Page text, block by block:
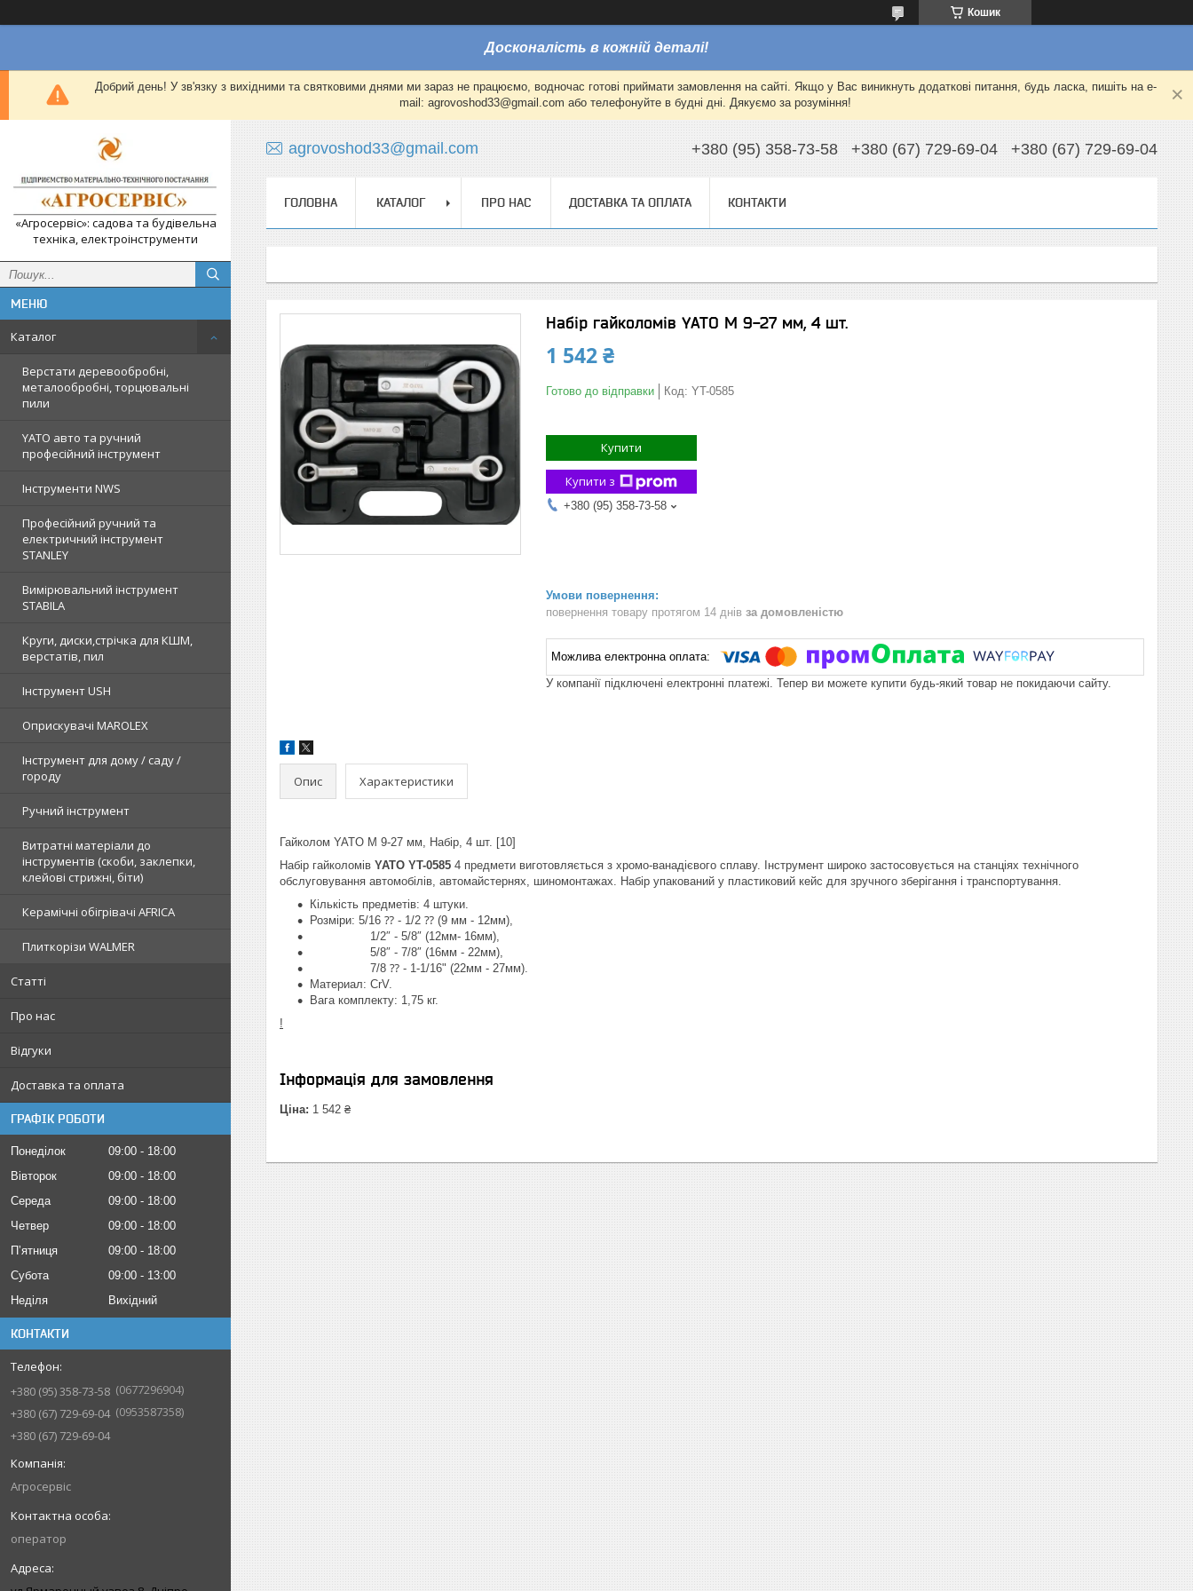
Кошик
Досконалість в кожній деталі!
Добрий день! У зв'язку з вихідними та святковими днями ми зараз не працюємо, водночас готові приймати замовлення на сайті. Якщо у Вас виникнуть додаткові питання, будь ласка, пишіть на e-
mail: agrovoshod33@gmail.com або телефонуйте в будні дні. Дякуємо за розуміння!
«Агросервіс»: садова та будівельна
техніка, електроінструменти
Каталог
Верстати деревообробні,
металообробні, торцювальні
пили
YATO авто та ручний
професійний інструмент
Інструменти NWS
Професійний ручний та
електричний інструмент
STANLEY
Вимірювальний інструмент
STABILA
Круги, диски,стрічка для КШМ,
верстатів, пил
Інструмент USH
Оприскувачі MAROLEX
Інструмент для дому / саду /
городу
Ручний інструмент
Витратні матеріали до
інструментів (скоби, заклепки,
клейові стрижні, біти)
Керамічні обігрівачі AFRICA
Плиткорізи WALMER
Статті
Про нас
Відгуки
Доставка та оплата
ГРАФІК РОБОТИ
Понеділок 09:00
18:00
Вівторок
09:00
18:00
Середа
09:00
18:00
Четвер
09:00
18:00
Пʼятниця
09:00
18:00
Субота
09:00
13:00
Неділя
Вихідний
КОНТАКТИ
+380 (95) 358-73-58
0677296904
+380 (67) 729-69-04
0953587358
+380 (67) 729-69-04
Агросервіс
оператор
agrovoshod33@gmail.com +380 (95) 358-73-58 +380 (67) 729-69-04 +380 (67) 729-69-04
ГОЛОВНА КАТАЛОГ ПРО НАС ДОСТАВКА ТА ОПЛАТА КОНТАКТИ
Набір гайколомів YATO М 9-27 мм, 4 шт.
1 542 ₴
Готово до відправки Код: YT-0585
Купити
Купити з
+380 (95) 358-73-58
повернення товару протягом 14 днів за домовленістю
У компанії підключені електронні платежі. Тепер ви можете купити будь-який товар не покидаючи сайту.
Опис Характеристики
Гайколом YATO М 9-27 мм, Набір, 4 шт. [10]
Набір гайколомів YATO YT-0585 4 предмети виготовляється з хромо-ванадієвого сплаву. Інструмент широко застосовується на станціях технічного
обслуговування автомобілів, автомайстернях, шиномонтажах. Набір упакований у пластиковий кейс для зручного зберігання і транспортування.
Кількість предметів: 4 штуки.
Розміри: 5/16 ⁇ - 1/2 ⁇ (9 мм - 12мм),
1/2″ - 5/8″ (12мм- 16мм),
5/8″ - 7/8″ (16мм - 22мм),
7/8 ⁇ - 1-1/16" (22мм - 27мм).
Материал: CrV.
Вага комплекту: 1,75 кг.
!
Інформація для замовлення
Ціна: 1 542 ₴